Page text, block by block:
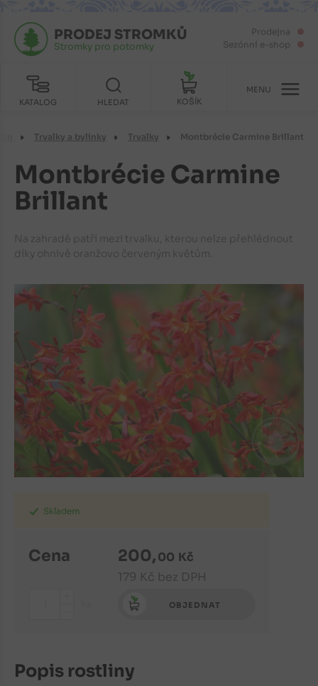
Prodejna
Sezónní e-shop
KATALOG
PRODEJ STROMKŮ
Stromky pro potomky
HLEDAT KOŠÍK
MENU
Trvalky a bylinky Trvalky Montbrécie Carmine Brillant
Montbrécie Carmine
Brillant
Na zahradě patří mezi trvalku, kterou nelze přehlédnout
díky ohnivě oranžovo červeným květům.
Skladem
Cena 200,00 Kč
179 Kč bez DPH
OBJEDNAT
Popis rostliny